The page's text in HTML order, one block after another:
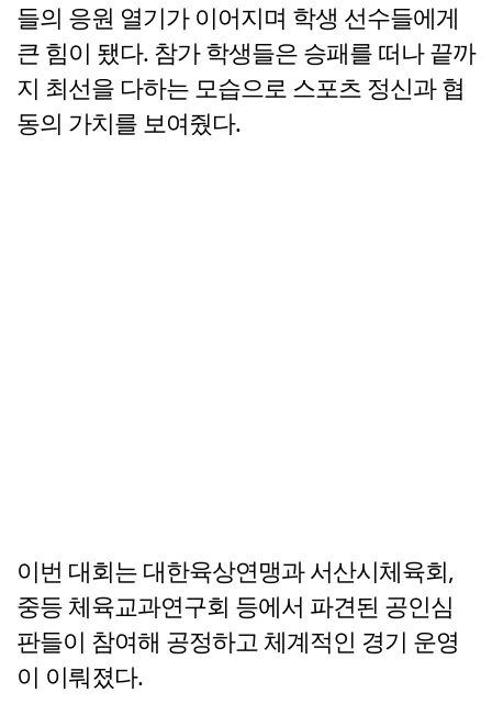
들의 응원 열기가 이어지며 학생 선수들에게
큰 힘이 됐다. 참가 학생들은 승패를 떠나 끝까
지 최선을 다하는 모습으로 스포츠 정신과 협
동의 가치를 보여줬다.
이번 대회는 대한육상연맹과 서산시체육회,
중등 체육교과연구회 등에서 파견된 공인심
판들이 참여해 공정하고 체계적인 경기 운영
이 이뤄졌다.